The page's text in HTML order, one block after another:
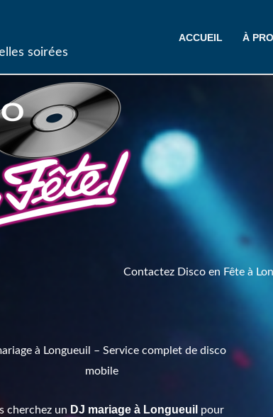
soirées
ACCUEIL À
Contactez Disco en Fête à
à Longueuil – Service complet de disco
mobile
cherchez un DJ mariage à Longueuil pour